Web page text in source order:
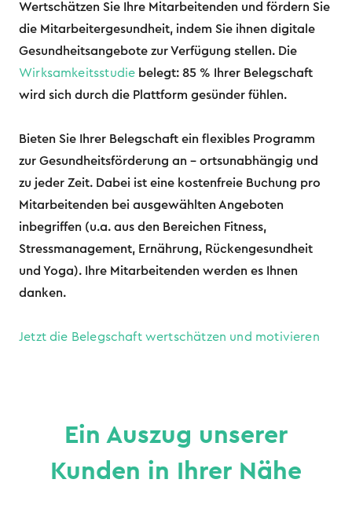
Wertschätzen Sie Ihre Mitarbeitenden und fördern Sie
die Mitarbeitergesundheit, indem Sie ihnen digitale
Gesundheitsangebote zur Verfügung stellen. Die
Wirksamkeitsstudie belegt: 85 % Ihrer Belegschaft
wird sich durch die Plattform gesünder fühlen.
Bieten Sie Ihrer Belegschaft ein flexibles Programm
zur Gesundheitsförderung an – ortsunabhängig und
zu jeder Zeit. Dabei ist eine kostenfreie Buchung pro
Mitarbeitenden bei ausgewählten Angeboten
inbegriffen (u.a. aus den Bereichen Fitness,
Stressmanagement, Ernährung, Rückengesundheit
und Yoga). Ihre Mitarbeitenden werden es Ihnen
danken.
Jetzt die Belegschaft wertschätzen und motivieren
Ein Auszug unserer
Kunden in Ihrer Nähe